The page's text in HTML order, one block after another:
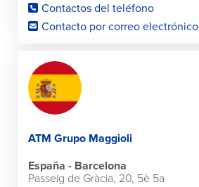
Contactos del teléfono
Contacto por correo electrónico
ATM Grupo Maggioli
España - Barcelona
Passeig de Gràcia, 20, 5è 5a